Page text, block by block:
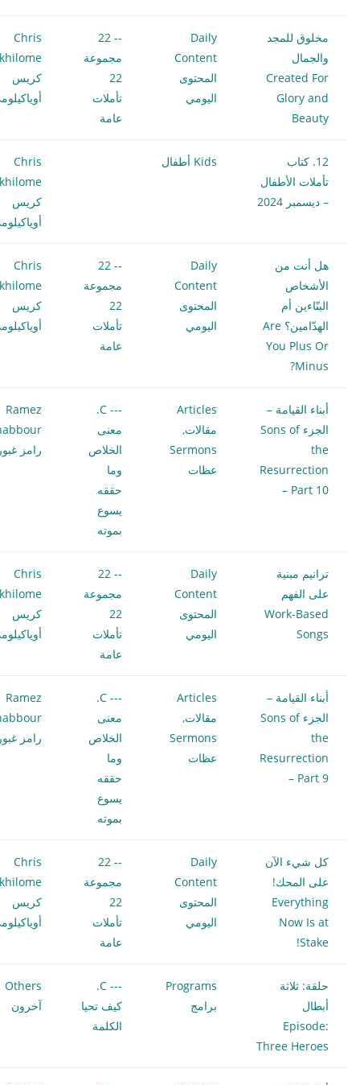
مخلوق للمجد
والجمال
Created For
Glory and
Beauty
Daily
Content
المحتوى
اليومي
-- 22
مجموعة
22
تأملات
عامة
Chris
كريس
12. كتاب
تأملات الأطفال
– ديسمبر 2024
Kids أطفال
Chris
كريس
هل أنت من
الأشخاص
البنّاءين أم
الهدّامين؟ Are
You Plus Or
Minus?
Daily
Content
المحتوى
اليومي
-- 22
مجموعة
22
تأملات
عامة
Chris
كريس
أبناء القيامة –
الجزء Sons of
the
Resurrection
– Part 10
Articles
مقالات,
Sermons
عظات
--- C.
معنى
الخلاص
وما
حققه
يسوع
بموته
Ramez
رامز
ترانيم مبنية
على الفهم
Work-Based
Songs
Daily
Content
المحتوى
اليومي
-- 22
مجموعة
22
تأملات
عامة
Chris
كريس
أبناء القيامة –
الجزء Sons of
the
Resurrection
– Part 9
Articles
مقالات,
Sermons
عظات
--- C.
معنى
الخلاص
وما
حققه
يسوع
بموته
Ramez
رامز
كل شيء الآن
على المحك!
Everything
Now Is at
Stake!
Daily
Content
المحتوى
اليومي
-- 22
مجموعة
22
تأملات
عامة
Chris
كريس
حلقة: ثلاثة
أبطال
Episode:
Three Heroes
Programs
برامج
--- C.
كيف تحيا
الكلمة
Others
آخرون